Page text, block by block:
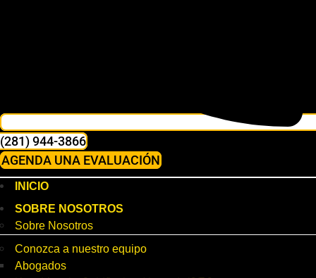
(281) 944-3866
AGENDA UNA EVALUACIÓN
INICIO
SOBRE NOSOTROS
Sobre Nosotros
Conozca a nuestro equipo
Abogados